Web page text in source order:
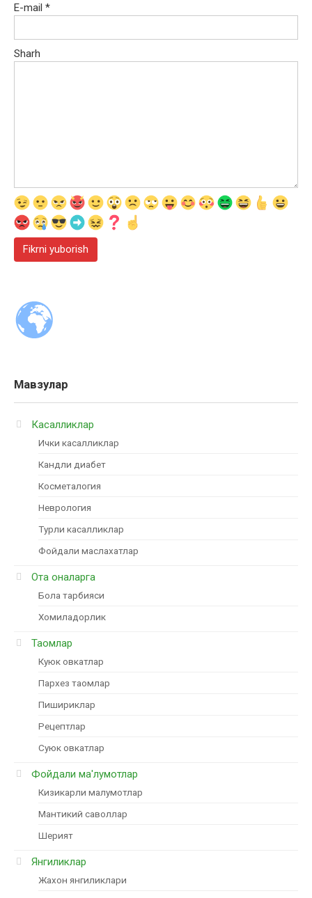
E-mail *
Sharh
Мавзулар
Касалликлар
Ички касалликлар
Кандли диабет
Косметалогия
Неврология
Турли касалликлар
Фойдали маслахатлар
Ота оналарга
Бола тарбияси
Хомиладорлик
Таомлар
Куюк овкатлар
Пархез таомлар
Пишириклар
Рецептлар
Суюк овкатлар
Фойдали ма'лумотлар
Кизикарли малумотлар
Мантикий саволлар
Шерият
Янгиликлар
Жахон янгиликлари